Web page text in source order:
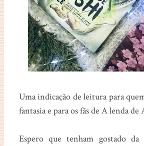
Uma indicação de leitura para
fantasia e para os fãs de A lenda de
Espero que tenham gostado